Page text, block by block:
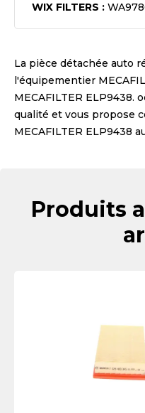
WIX FILTERS :
La pièce détachée auto
l'équipementier
MECAFILTER ELP9438.
qualité et vous propose
MECAFILTER ELP9438
Produits